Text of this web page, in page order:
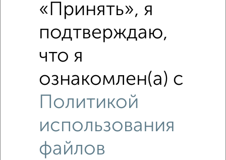
Средняя цена район
Это предложение
Средняя цена по городу
Похожие предложения рядом
Помещения свободного назначения недалеко от
«Принять», я
подтверждаю,
что я
ознакомлен(а) с
Политикой
использования
файлов